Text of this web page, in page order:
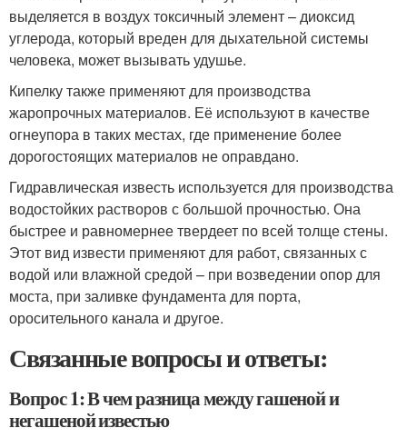
выделяется в воздух токсичный элемент – диоксид
углерода, который вреден для дыхательной системы
человека, может вызывать удушье.
Кипелку также применяют для производства
жаропрочных материалов. Её используют в качестве
огнеупора в таких местах, где применение более
дорогостоящих материалов не оправдано.
Гидравлическая известь используется для производства
водостойких растворов с большой прочностью. Она
быстрее и равномернее твердеет по всей толще стены.
Этот вид извести применяют для работ, связанных с
водой или влажной средой – при возведении опор для
моста, при заливке фундамента для порта,
оросительного канала и другое.
Связанные вопросы и ответы:
Вопрос 1: В чем разница между гашеной и
негашеной известью